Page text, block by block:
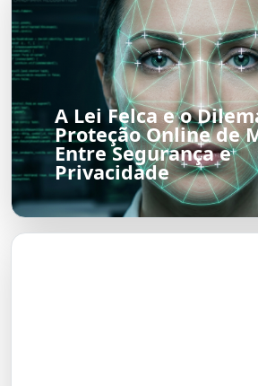
A Lei Felca e o
Proteção Online de
Entre Segurança e
Privacidade